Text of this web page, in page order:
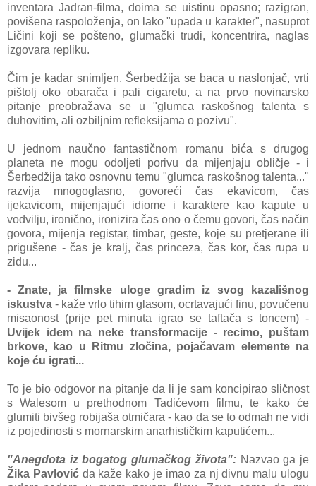
inventara Jadran-filma, doima se uistinu opasno; razigran,
povišena raspoloženja, on lako "upada u karakter", nasuprot
Ličini koji se pošteno, glumački trudi, koncentrira, naglas
izgovara repliku.
Čim je kadar snimljen, Šerbedžija se baca u naslonjač, vrti
pištolj oko obarača i pali cigaretu, a na prvo novinarsko
pitanje preobražava se u "glumca raskošnog talenta s
duhovitim, ali ozbiljnim refleksijama o pozivu".
U jednom naučno fantastičnom romanu bića s drugog
planeta ne mogu odoljeti porivu da mijenjaju obličje - i
Šerbedžija tako osnovnu temu "glumca raskošnog talenta..."
razvija mnogoglasno, govoreći čas ekavicom, čas
ijekavicom, mijenjajući idiome i karaktere kao kapute u
vodvilju, ironično, ironizira čas ono o čemu govori, čas način
govora, mijenja registar, timbar, geste, koje su pretjerane ili
prigušene - čas je kralj, čas princeza, čas kor, čas rupa u
zidu...
- Znate, ja filmske uloge gradim iz svog kazališnog
iskustva - kaže vrlo tihim glasom, ocrtavajući finu, povučenu
misaonost (prije pet minuta igrao se taftača s toncem) -
Uvijek idem na neke transformacije - recimo, puštam
brkove, kao u Ritmu zločina, pojačavam elemente na
koje ću igrati...
To je bio odgovor na pitanje da li je sam koncipirao sličnost
s Walesom u prethodnom Tadićevom filmu, te kako će
glumiti bivšeg robijaša otmičara - kao da se to odmah ne vidi
iz pojedinosti s mornarskim anarhističkim kaputićem...
"Anegdota iz bogatog glumačkog života": Nazvao ga je
Žika Pavlovićda kaže kako je imao za nj divnu malu ulogu